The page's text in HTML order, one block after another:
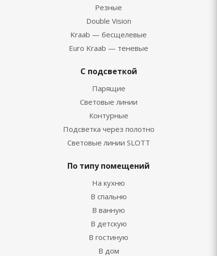
Резные
Double Vision
Kraab — бесщелевые
Euro Kraab — теневые
С подсветкой
Парящие
Световые линии
Контурные
Подсветка через полотно
Световые линии SLOTT
По типу помещений
На кухню
В спальню
В ванную
В детскую
В гостиную
В дом